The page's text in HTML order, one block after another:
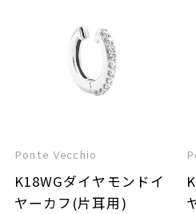
Ponte Vecchio
K18WGダイヤモンドイ
ヤーカフ(片耳用)